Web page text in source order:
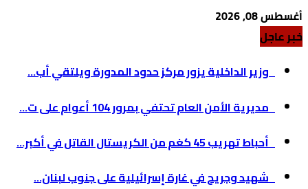
أغسطس 08, 2026
خبر عاجل
وزير الداخلية يزور مركز حدود المدورة ويلتقي أب...
مديرية الأمن العام تحتفي بمرور 104 أعوام على ت...
أحباط تهريب 45 كغم من الكريستال القاتل في أكبر...
شهيد وجريح في غارة إسرائيلية على جنوب لبنان...